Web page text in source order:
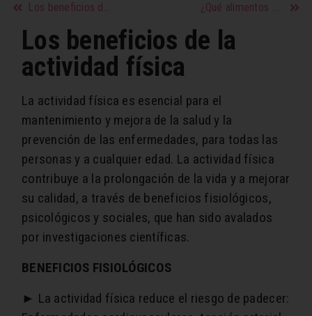
Los beneficios de la pera ¿Qué alimentos previenen las caries?
Los beneficios de la
actividad física
La actividad física es esencial para el
mantenimiento y mejora de la salud y la
prevención de las enfermedades, para todas las
personas y a cualquier edad. La actividad física
contribuye a la prolongación de la vida y a mejorar
su calidad, a través de beneficios fisiológicos,
psicológicos y sociales, que han sido avalados
por investigaciones científicas.
BENEFICIOS FISIOLÓGICOS
► La actividad física reduce el riesgo de padecer: